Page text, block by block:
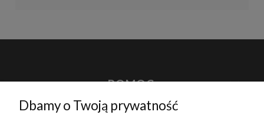
POMOC
Dbamy o Twoją prywatność